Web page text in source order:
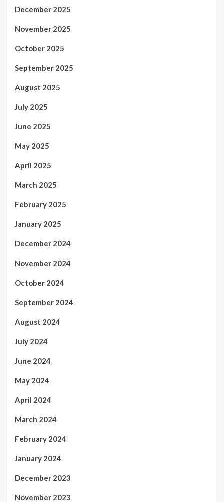
December 2025
November 2025
October 2025
September 2025
August 2025
July 2025
June 2025
May 2025
April 2025
March 2025
February 2025
January 2025
December 2024
November 2024
October 2024
September 2024
August 2024
July 2024
June 2024
May 2024
April 2024
March 2024
February 2024
January 2024
December 2023
November 2023